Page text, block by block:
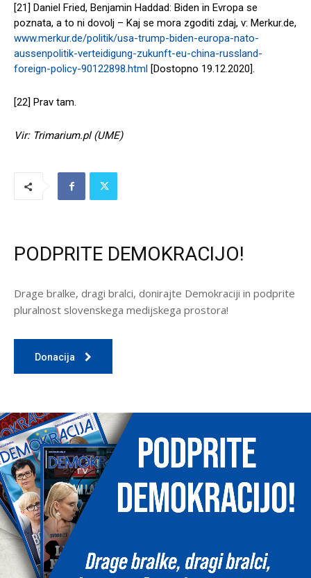
[21] Daniel Fried, Benjamin Haddad: Biden in Evropa se
poznata, a to ni dovolj – Kaj se mora zgoditi zdaj, v: Merkur.de,
www.merkur.de/politik/usa-trump-biden-europa-nato-
aussenpolitik-verteidigung-zukunft-eu-china-russland-
foreign-policy-90122898.html [Dostopno 19.12.2020].
[22] Prav tam.
Vir: Trimarium.pl (UME)
PODPRITE DEMOKRACIJO!
Drage bralke, dragi bralci, donirajte Demokraciji in podprite
pluralnost slovenskega medijskega prostora!
Donacija